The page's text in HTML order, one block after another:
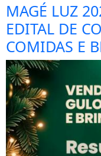
MAGÉ LUZ
EDITAL DE
COMIDAS E